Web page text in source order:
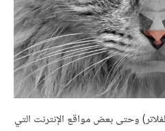
وحتى بعض مواقع الإنترنت التي